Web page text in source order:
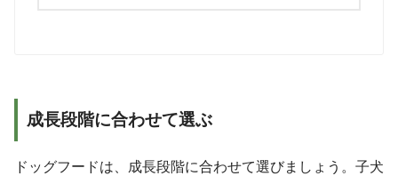
成長段階に合わせて選ぶ
ドッグフードは、成長段階に合わせて選びましょう。子犬